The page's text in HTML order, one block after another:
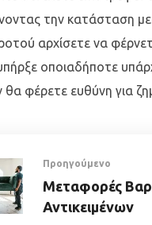
την κατάσταση
αρχίσετε να
οποιαδήποτε
φέρετε ευθύνη για
Προηγούμενο
Μεταφορές
Αντικειμένων